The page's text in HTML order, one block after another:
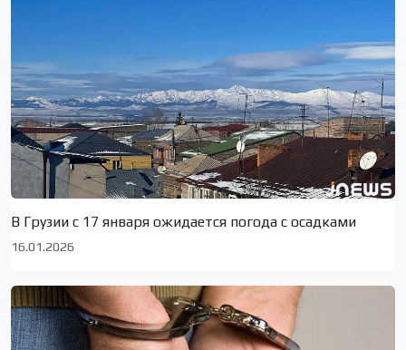
В Грузии с 17 января ожидается погода с осадками
16.01.2026